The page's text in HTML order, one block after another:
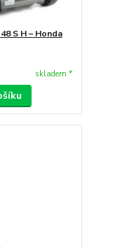
S H – Honda
skladem *